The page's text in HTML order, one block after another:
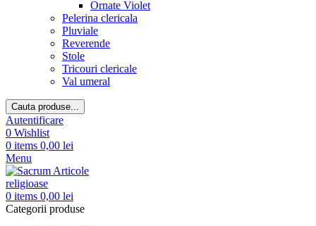
Ornate Violet
Pelerina clericala
Pluviale
Reverende
Stole
Tricouri clericale
Val umeral
Cauta produse...
Autentificare
0 Wishlist
0 items 0,00 lei
Menu
0 items 0,00 lei
Categorii produse